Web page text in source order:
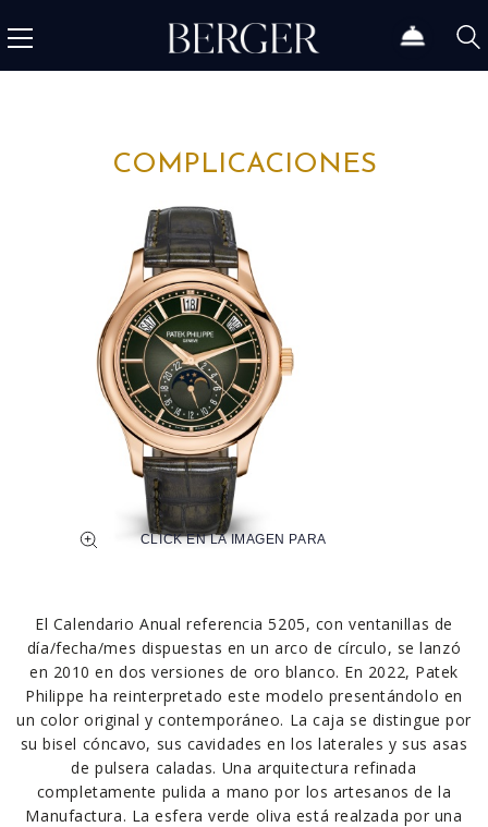
COMPLICACIONES
El Calendario Anual referencia 5205, con ventanillas de
día/fecha/mes dispuestas en un arco de círculo, se lanzó
en 2010 en dos versiones de oro blanco. En 2022, Patek
Philippe ha reinterpretado este modelo presentándolo en
un color original y contemporáneo. La caja se distingue por
su bisel cóncavo, sus cavidades en los laterales y sus asas
de pulsera caladas. Una arquitectura refinada
completamente pulida a mano por los artesanos de la
Manufactura. La esfera verde oliva está realzada por una